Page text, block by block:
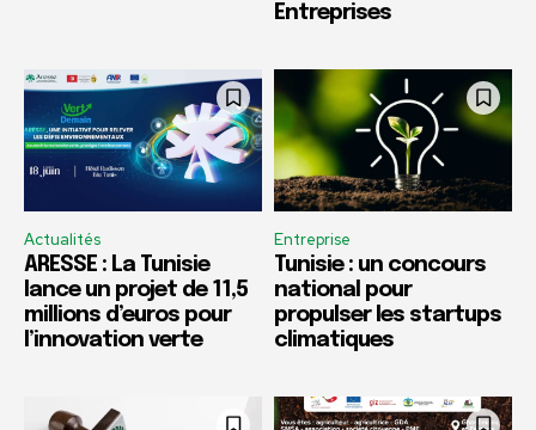
Entreprises
Actualités
ARESSE : La Tunisie
lance un projet de 11,5
millions d’euros pour
l’innovation verte
Entreprise
Tunisie : un concours
national pour
propulser les startups
climatiques